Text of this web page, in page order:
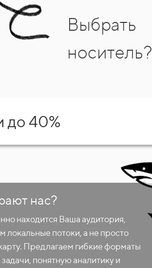
Выбрать
носитель?
до 40%
нас?
находится Ваша аудитория,
локальные потоки, а не просто
Предлагаем гибкие форматы
понятную аналитику и